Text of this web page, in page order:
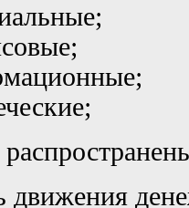
движения